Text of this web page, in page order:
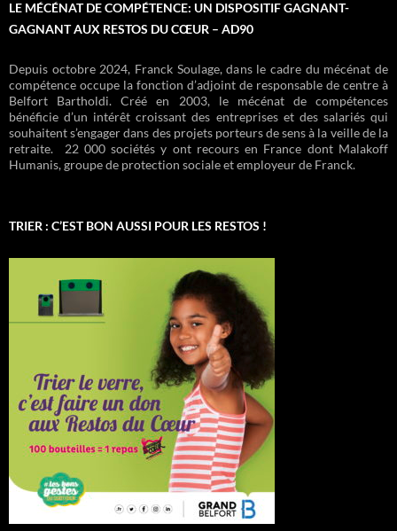
LE MÉCÉNAT DE COMPÉTENCE: UN DISPOSITIF GAGNANT-
GAGNANT AUX RESTOS DU CŒUR – AD90
Depuis octobre 2024, Franck Soulage, dans le cadre du mécénat de
compétence occupe la fonction d’adjoint de responsable de centre à
Belfort Bartholdi. Créé en 2003, le mécénat de compétences
bénéficie d’un intérêt croissant des entreprises et des salariés qui
souhaitent s’engager dans des projets porteurs de sens à la veille de la
retraite. 22 000 sociétés y ont recours en France dont Malakoff
Humanis, groupe de protection sociale et employeur de Franck.
TRIER : C’EST BON AUSSI POUR LES RESTOS !